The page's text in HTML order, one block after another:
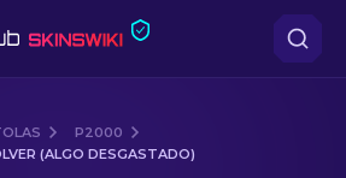
P2000
(ALGO DESGASTADO)